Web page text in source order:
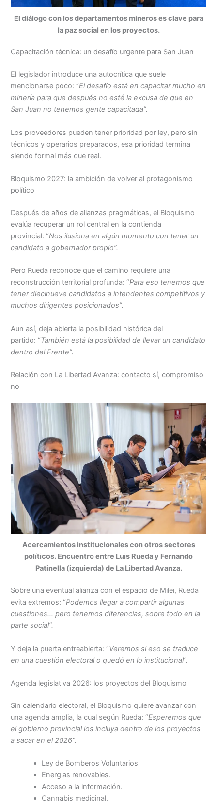
El diálogo con los departamentos mineros es clave para
la paz social en los proyectos.
Capacitación técnica: un desafío urgente para San Juan
El legislador introduce una autocrítica que suele
mencionarse poco: “El desafío está en capacitar mucho en
minería para que después no esté la excusa de que en
San Juan no tenemos gente capacitada”.
Los proveedores pueden tener prioridad por ley, pero sin
técnicos y operarios preparados, esa prioridad termina
siendo formal más que real.
Bloquismo 2027: la ambición de volver al protagonismo
político
Después de años de alianzas pragmáticas, el Bloquismo
evalúa recuperar un rol central en la contienda
provincial: “Nos ilusiona en algún momento con tener un
candidato a gobernador propio”.
Pero Rueda reconoce que el camino requiere una
reconstrucción territorial profunda: “Para eso tenemos que
tener diecinueve candidatos a intendentes competitivos y
muchos dirigentes posicionados”.
Aun así, deja abierta la posibilidad histórica del
partido: “También está la posibilidad de llevar un candidato
dentro del Frente”.
Relación con La Libertad Avanza: contacto sí, compromiso
no
Acercamientos institucionales con otros sectores
políticos. Encuentro entre Luis Rueda y Fernando
Patinella (izquierda) de La Libertad Avanza.
Sobre una eventual alianza con el espacio de Milei, Rueda
evita extremos: “Podemos llegar a compartir algunas
cuestiones… pero tenemos diferencias, sobre todo en la
parte social”.
Y deja la puerta entreabierta: “Veremos si eso se traduce
en una cuestión electoral o quedó en lo institucional”.
Agenda legislativa 2026: los proyectos del Bloquismo
Sin calendario electoral, el Bloquismo quiere avanzar con
una agenda amplia, la cual según Rueda: “Esperemos que
el gobierno provincial los incluya dentro de los proyectos
a sacar en el 2026”.
Ley de Bomberos Voluntarios.
Energías renovables.
Acceso a la información.
Cannabis medicinal.